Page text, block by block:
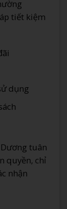
tiết kiệm
dụng
tuân
quyền, chỉ
nhận